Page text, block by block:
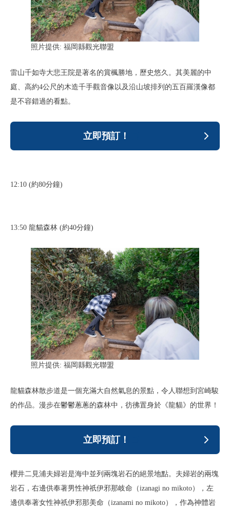
照片提供: 福岡縣觀光聯盟
雷山千如寺大悲王院是著名的賞楓勝地，歷史悠久。其美麗的中
庭、高約4公尺的木造千手觀音像以及沿山坡排列的五百羅漢像都
是不容錯過的看點。
立即預訂！
12:10 (約80分鐘)
13:50 龍貓森林 (約40分鐘)
照片提供: 福岡縣觀光聯盟
龍貓森林散步道是一個充滿大自然氣息的景點，令人聯想到宮崎駿
的作品。漫步在鬱鬱蔥蔥的森林中，彷彿置身於《龍貓》的世界！
立即預訂！
櫻井二見浦夫婦岩是海中並列兩塊岩石的絕景地點。夫婦岩的兩塊
岩石，右邊供奉著男性神祇伊邪那岐命（izanagi no mikoto），左
邊供奉著女性神祇伊邪那美命（izanami no mikoto），作為神體岩